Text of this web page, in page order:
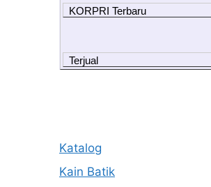
KORPRI Terbaru
Terjual
Katalog
Kain Batik